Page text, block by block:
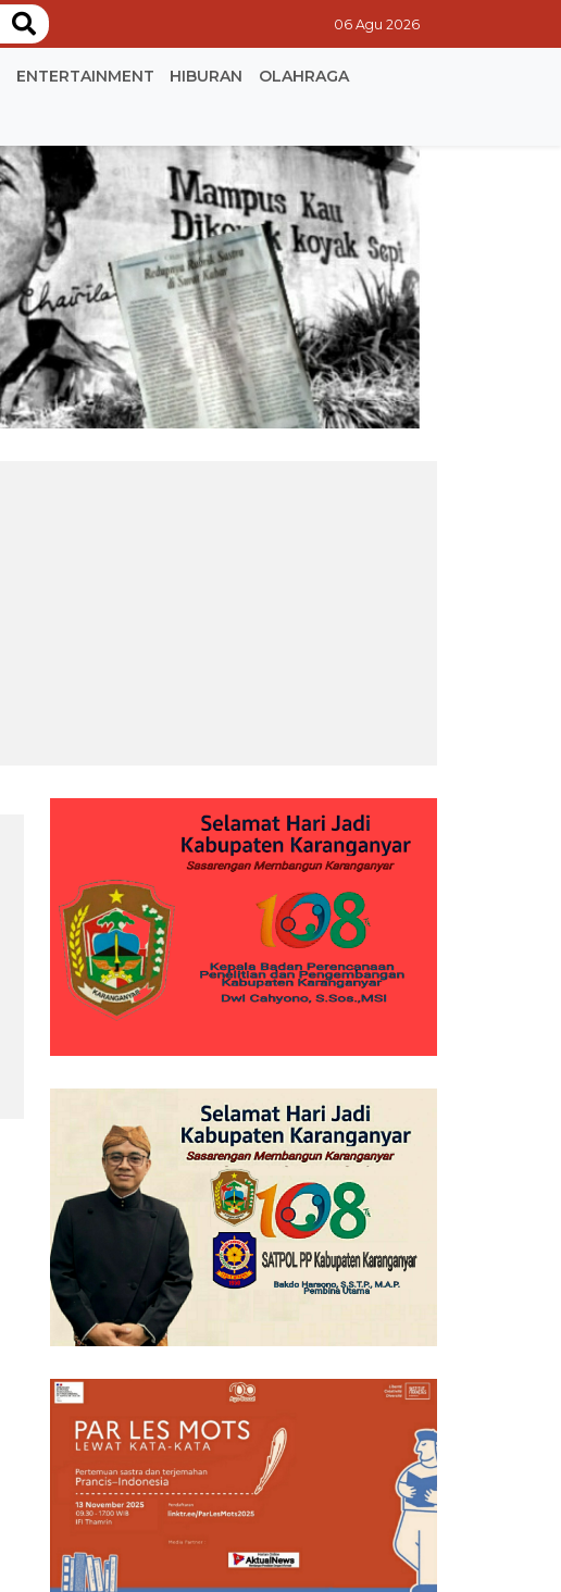
06 Agu 2026
ENTERTAINMENT HIBURAN OLAHRAGA